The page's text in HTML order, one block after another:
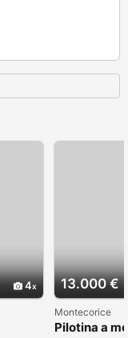
4 13.000 €
Montecorice
Pilotina a